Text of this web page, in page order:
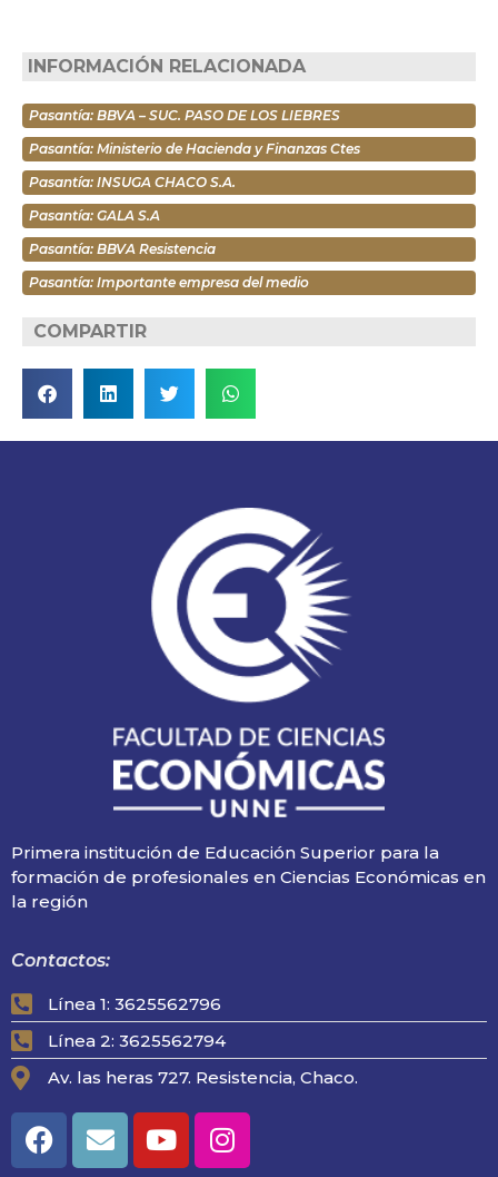
INFORMACIÓN RELACIONADA
Pasantía: BBVA – SUC. PASO DE LOS LIEBRES
Pasantía: Ministerio de Hacienda y Finanzas Ctes
Pasantía: INSUGA CHACO S.A.
Pasantía: GALA S.A
Pasantía: BBVA Resistencia
Pasantía: Importante empresa del medio
COMPARTIR
Primera institución de Educación Superior para la
formación de profesionales en Ciencias Económicas en
la región
Contactos:
Línea 1: 3625562796
Línea 2: 3625562794
Av. las heras 727. Resistencia, Chaco.